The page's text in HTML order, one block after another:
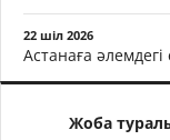
22 шіл 2026
Астанаға
Жоба